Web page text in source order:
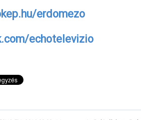
erdomezo
echotelevizio